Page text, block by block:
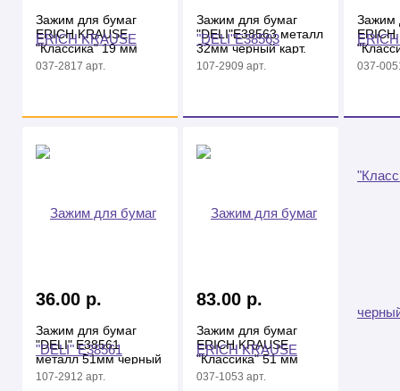
Зажим для бумаг
ERICH KRAUSE
"Классика" 19 мм
цветной
037-2817 арт.
Зажим для бумаг
"DELI"E38563 металл
32мм черный карт.
коробка
107-2909 арт.
Зажим
ERICH
черный
037-
36.00 р.
Зажим для бумаг
"DELI" E38561
металл 51мм черный
карт. кор.
107-2912 арт.
83.00 р.
Зажим для бумаг
ERICH KRAUSE
"Классика" 51 мм
черный
037-1053 арт.